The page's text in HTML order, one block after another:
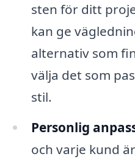
sten för ditt
kan ge
alternativ som
välja det som
stil.
Personlig
och varje kund